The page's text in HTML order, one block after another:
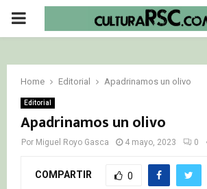
PRIMARY
Home Editorial Apadrinamos un olivo
Editorial
Apadrinamos un olivo
Por Miguel Royo Gasca 4 mayo, 2023 0
COMPARTIR 0